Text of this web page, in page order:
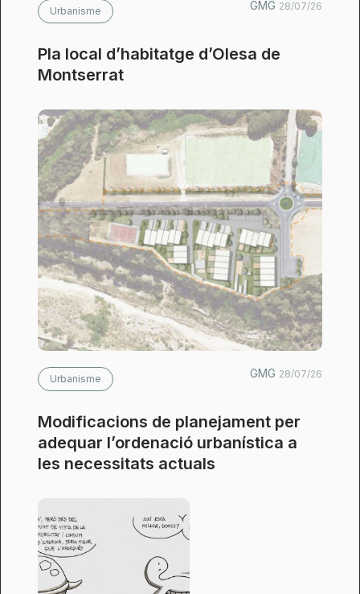
Urbanisme GMG 28/07/26
Pla local d’habitatge d’Olesa de
Montserrat
Urbanisme GMG 28/07/26
Modificacions de planejament per
adequar l’ordenació urbanística a
les necessitats actuals